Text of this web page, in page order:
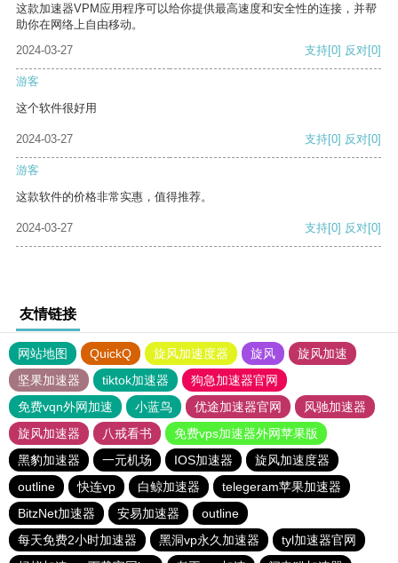
这款加速器VPM应用程序可以给你提供最高速度和安全性的连接，并帮
助你在网络上自由移动。
2024-03-27
支持[0] 反对[0]
游客
这个软件很好用
2024-03-27 支持[0] 反对[0]
游客
这款软件的价格非常实惠，值得推荐。
2024-03-27 支持[0] 反对[0]
友情链接
网站地图 QuickQ 旋风加速度器 旋风
旋风加速
坚果加速器
tiktok加速器
狗急加速器官网
免费vqn外网加速
小蓝鸟 优途加速器官网
风驰加速器
旋风加速器
八戒看书
免费vps加速器外网苹果版
黑豹加速器
一元机场 IOS加速器
旋风加速度器
outline
快连vp 白鲸加速器
telegeram苹果加速器
BitzNet加速器
安易加速器
outline
每天免费2小时加速器
黑洞vp永久加速器
tyl加速器官网